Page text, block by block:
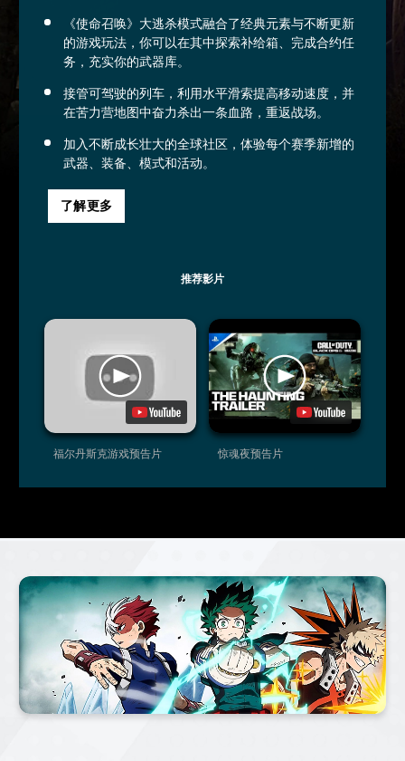
《使命召唤》大逃杀模式融合了经典元素与不断更新
的游戏玩法，你可以在其中探索补给箱、完成合约任
务，充实你的武器库。
接管可驾驶的列车，利用水平滑索提高移动速度，并
在苦力营地图中奋力杀出一条血路，重返战场。
加入不断成长壮大的全球社区，体验每个赛季新增的
武器、装备、模式和活动。
了解更多
推荐影片
福尔丹斯克游戏预告片 惊魂夜预告片